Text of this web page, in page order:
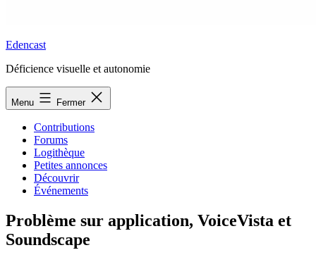
Edencast
Déficience visuelle et autonomie
Menu Fermer
Contributions
Forums
Logithèque
Petites annonces
Découvrir
Événements
Problème sur application, VoiceVista et
Soundscape